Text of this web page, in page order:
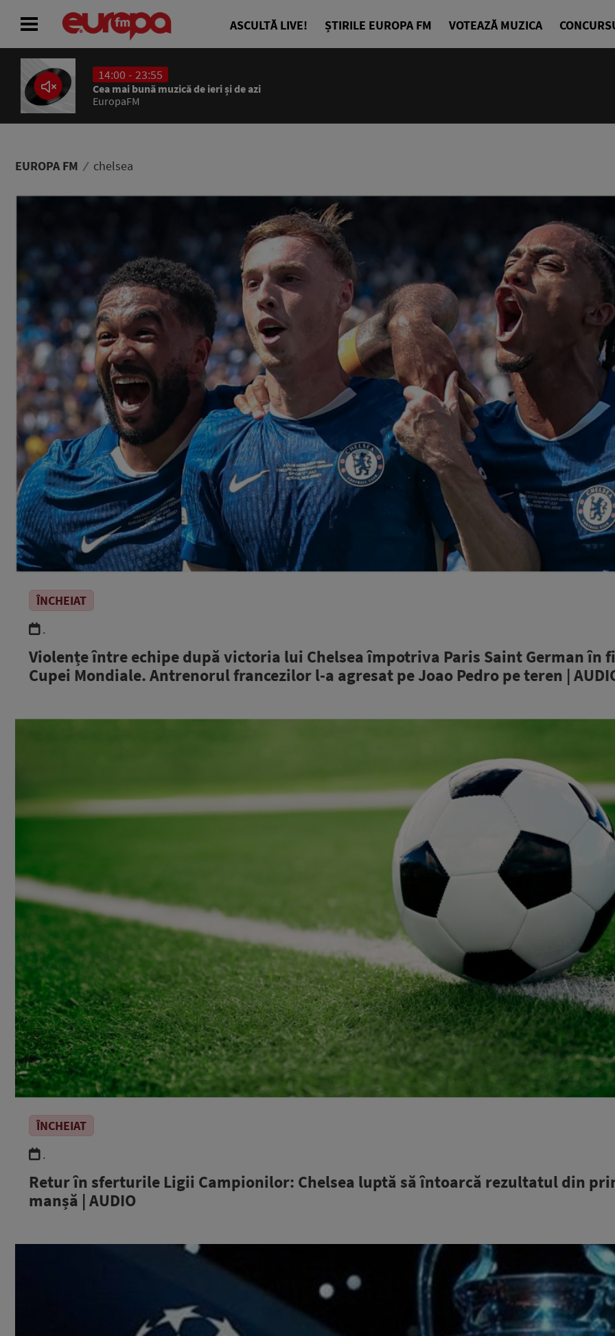
ASCULTĂ LIVE! ȘTIRILE EUROPA FM VOTEAZĂ MUZICA
14:00 - 23:55
Cea mai bună muzică de ieri și de azi
EuropaFM
EUROPA FM chelsea
ÎNCHEIAT
.
Violențe între echipe după victoria lui Chelsea împotriva Paris Saint German în
Cupei Mondiale. Antrenorul francezilor l-a agresat pe Joao Pedro pe teren |
ÎNCHEIAT
.
Retur în sferturile Ligii Campionilor: Chelsea luptă să întoarcă rezultatul din
manșă | AUDIO
ACASĂ
ȘTIRI
ASCULTĂ LIVE